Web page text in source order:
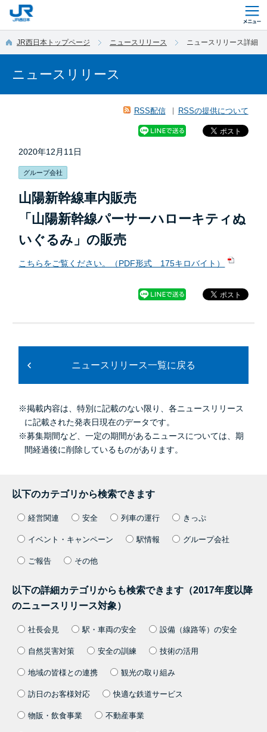
JR西日本トップページ ニュースリリース ニュースリリース詳細
ニュースリリース
RSS配信 RSSの提供について
2020年12月11日
グループ会社
山陽新幹線車内販売
「山陽新幹線パーサーハローキティぬ
いぐるみ」の販売
こちらをご覧ください。（PDF形式 175キロバイト）
ニュースリリース一覧に戻る
※掲載内容は、特別に記載のない限り、各ニュースリリース
に記載された発表日現在のデータです。
※募集期間など、一定の期間があるニュースについては、期
間経過後に削除しているものがあります。
以下のカテゴリから検索できます
経営関連 安全 列車の運行 きっぷ
イベント・キャンペーン 駅情報 グループ会社
ご報告 その他
以下の詳細カテゴリからも検索できます（2017年度以降
のニュースリリース対象）
社長会見 駅・車両の安全 設備（線路等）の安全
自然災害対策 安全の訓練 技術の活用
地域の皆様との連携 観光の取り組み
訪日のお客様対応 快適な鉄道サービス
物販・飲食事業 不動産事業